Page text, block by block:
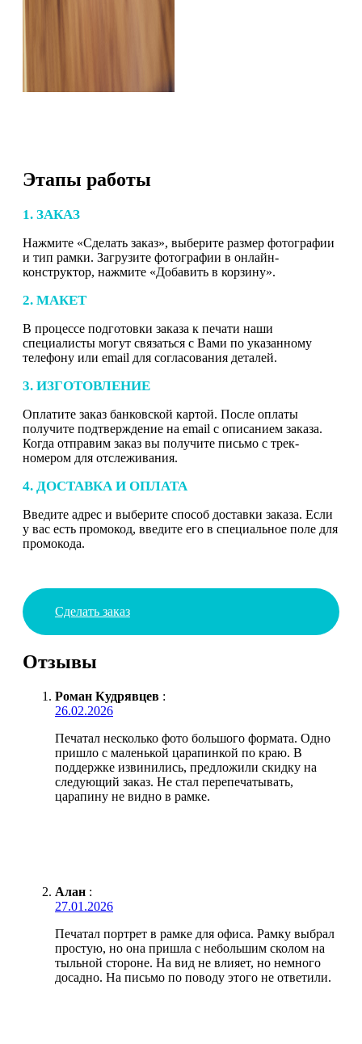
Этапы работы
1. ЗАКАЗ
Нажмите «Сделать заказ», выберите размер фотографии
и тип рамки. Загрузите фотографии в онлайн-
конструктор, нажмите «Добавить в корзину».
2. МАКЕТ
В процессе подготовки заказа к печати наши
специалисты могут связаться с Вами по указанному
телефону или email для согласования деталей.
3. ИЗГОТОВЛЕНИЕ
Оплатите заказ банковской картой. После оплаты
получите подтверждение на email с описанием заказа.
Когда отправим заказ вы получите письмо с трек-
номером для отслеживания.
4. ДОСТАВКА И ОПЛАТА
Введите адрес и выберите способ доставки заказа. Если
у вас есть промокод, введите его в специальное поле для
промокода.
Сделать заказ
Отзывы
Роман Кудрявцев :
26.02.2026
Печатал несколько фото большого формата. Одно
пришло с маленькой царапинкой по краю. В
поддержке извинились, предложили скидку на
следующий заказ. Не стал перепечатывать,
царапину не видно в рамке.
Алан :
27.01.2026
Печатал портрет в рамке для офиса. Рамку выбрал
простую, но она пришла с небольшим сколом на
тыльной стороне. На вид не влияет, но немного
досадно. На письмо по поводу этого не ответили.